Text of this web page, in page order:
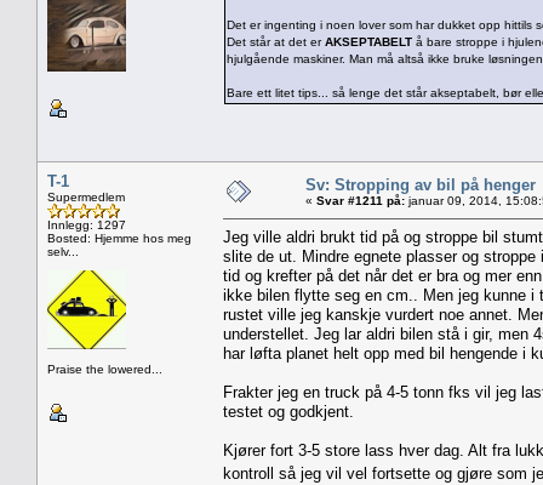
Det er ingenting i noen lover som har dukket opp hittils
Det står at det erAKSEPTABELT å bare stroppe i
hjulgående maskiner. Man må altså ikke bruke
Bare ett litet tips... så lenge det står akseptabelt, bør
T-1
Supermedlem
Innlegg: 1297
Bosted: Hjemme hos meg
selv...
Praise the lowered...
Sv: Stropping av bil på henger
« Svar #1211 på: januar 09, 2014,
Jeg ville aldri brukt tid på og stroppe bil
slite de ut. Mindre egnete plasser og
tid og krefter på det når det er bra og mer
ikke bilen flytte seg en cm.. Men jeg kunne
rustet ville jeg kanskje vurdert noe annet.
understellet. Jeg lar aldri bilen stå i gir, men
har løfta planet helt opp med bil hengende i
Frakter jeg en truck på 4-5 tonn fks vil jeg
testet og godkjent.
Kjører fort 3-5 store lass hver dag. Alt fra
kontroll så jeg vil vel fortsette og gjøre som